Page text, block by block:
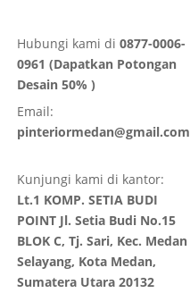
Hubungi kami di0877-0006-
0961 (Dapatkan Potongan
Desain 50% )
Email:
pinteriormedan@gmail.com
Kunjungi kami di kantor:
Lt.1 KOMP. SETIA BUDI
POINT Jl. Setia Budi No.15
BLOK C, Tj. Sari, Kec. Medan
Selayang, Kota Medan,
Sumatera Utara 20132